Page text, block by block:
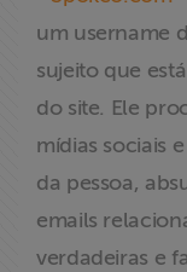
um username
sujeito que
do site. Ele
mídias sociais
da pessoa,
emails
verdadeiras e